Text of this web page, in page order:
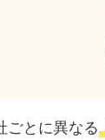
ごとに異なる